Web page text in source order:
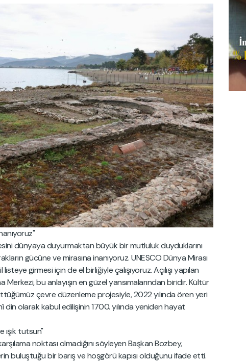
dünyaya duyurmaktan büyük bir mutluluk duyduklarını
gücüne ve mirasına inanıyoruz. UNESCO Dünya Mirası
girmesi için de el birliğiyle çalışıyoruz. Açılışı yapılan
Merkezi, bu anlayışın en güzel yansımalarından biridir. Kültür
çevre düzenleme projesiyle, 2022 yılında ören yeri
din olarak kabul edilişinin 1700. yılında yeniden hayat
ışık tutsun"
noktası olmadığını söyleyen Başkan Bozbey,
buluştuğu bir barış ve hoşgörü kapısı olduğunu ifade etti.